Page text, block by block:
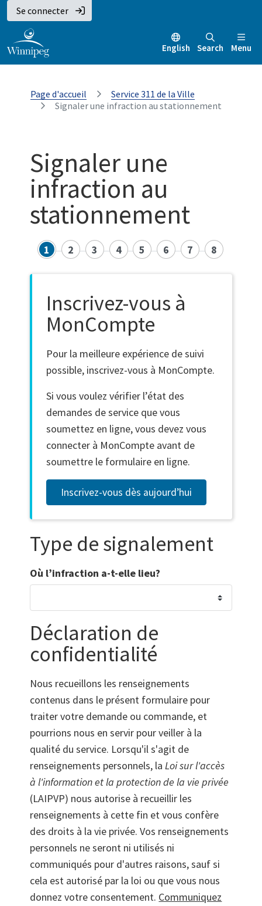
Se connecter
English Search Menu
Page d'accueil
Service 311 de la Ville
Signaler une infraction au stationnement
Signaler une
infraction au
stationnement
1 2 3 4 5 6 7 8
Inscrivez-vous à
MonCompte
Pour la meilleure expérience de suivi
possible, inscrivez-vous à MonCompte.
Si vous voulez vérifier l’état des
demandes de service que vous
soumettez en ligne, vous devez vous
connecter à MonCompte avant de
soumettre le formulaire en ligne.
Inscrivez-vous dès aujourd’hui
Type de signalement
Où l’infraction a-t-elle lieu?
Déclaration de
confidentialité
Nous recueillons les renseignements
contenus dans le présent formulaire pour
traiter votre demande ou commande, et
pourrions nous en servir pour veiller à la
qualité du service. Lorsqu'il s'agit de
renseignements personnels, laLoi sur l'accès
à l'information et la protection de la vie privée
(LAIPVP) nous autorise à recueillir les
renseignements à cette fin et vous confère
des droits à la vie privée. Vos renseignements
personnels ne seront ni utilisés ni
communiqués pour d'autres raisons, sauf si
cela est autorisé par la loi ou que vous nous
donnez votre consentement. Communiquez